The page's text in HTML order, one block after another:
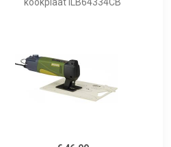
kookplaat ILB64334CB